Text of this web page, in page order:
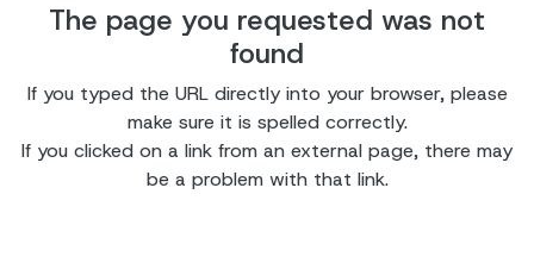
The page you requested was not
found
If you typed the URL directly into your browser, please
make sure it is spelled correctly.
If you clicked on a link from an external page, there may
be a problem with that link.